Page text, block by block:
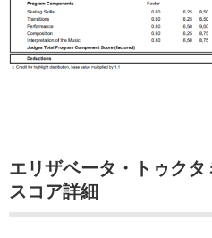
エリザベータ・トゥク
スコア詳細